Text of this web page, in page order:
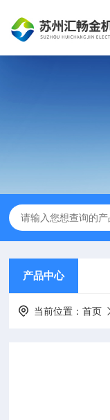
产品中心
当前位置：首页